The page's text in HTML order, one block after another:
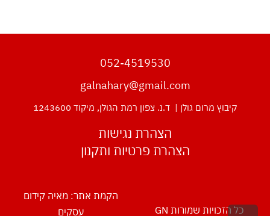
052-4519530
galnahary@gmail.com
קיבוץ מרום גולן | ד.נ. צפון רמת הגולן, מיקוד 1243600
הצהרת נגישות
הצהרת פרטיות ותקנון
כל הזכויות שמורות GN
הקמת אתר: מאיה קידום
עסקים